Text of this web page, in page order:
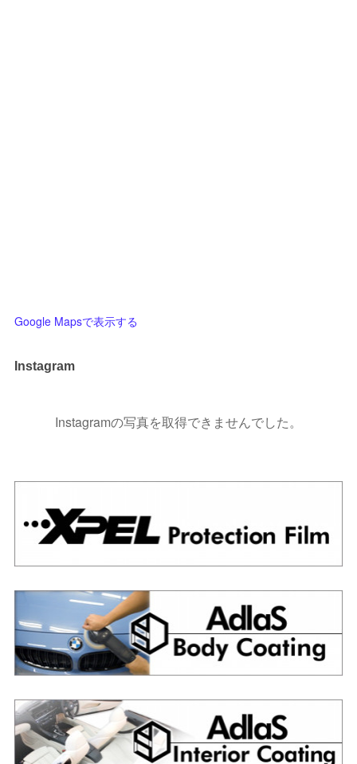
Google Mapsで表示する
Instagram
Instagramの写真を取得できませんでした。